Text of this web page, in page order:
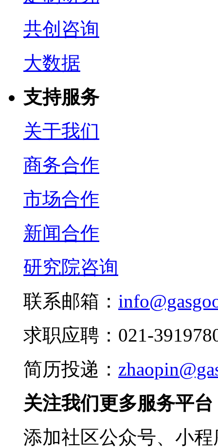
共创咨询
大数据
支持服务
关于我们
商务合作
市场合作
新闻合作
研究院咨询
联系邮箱：
求职应聘：021-
简历投递：
关注我们更多服务平台
添加社区公众号、小